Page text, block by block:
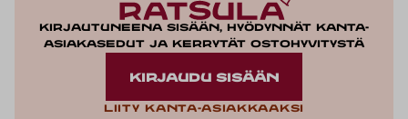
Kirjautuneena sisään, hyödynnät kanta-
asiakasedut ja kerrytät ostohyvitystä
KIRJAUDU SISÄÄN
Liity kanta-asiakkaaksi